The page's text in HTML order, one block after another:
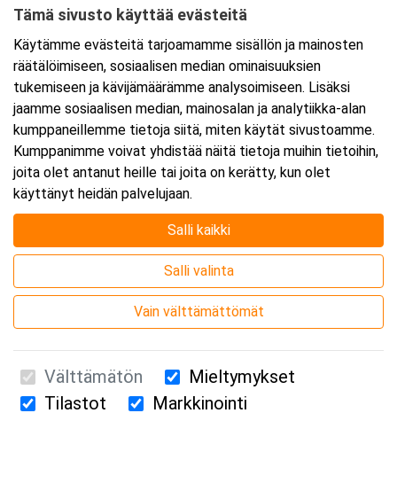
Tarkempi kartta ja ajo-ohjeet
Suomen Ensiapukoulutus Oy / Valimotie 21 / 00380 Helsinki
Tämä sivusto käyttää evästeitä
Käytämme evästeitä tarjoamamme sisällön ja mainosten
räätälöimiseen, sosiaalisen median ominaisuuksien
tukemiseen ja kävijämäärämme analysoimiseen. Lisäksi
jaamme sosiaalisen median, mainosalan ja analytiikka-alan
kumppaneillemme tietoja siitä, miten käytät sivustoamme.
Kumppanimme voivat yhdistää näitä tietoja muihin tietoihin,
joita olet antanut heille tai joita on kerätty, kun olet
käyttänyt heidän palvelujaan.
Salli kaikki
Salli valinta
Vain välttämättömät
Välttämätön
Mieltymykset
Tilastot
Markkinointi